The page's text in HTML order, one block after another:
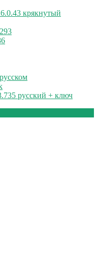
крякнутый
русский + ключ